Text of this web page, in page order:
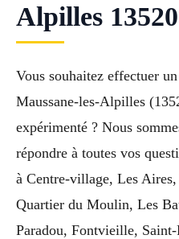
Alpilles 13520
Vous souhaitez effectuer
Maussane-les-Alpilles
expérimenté ? Nous
répondre à toutes vos
à Centre-village, Les
Quartier du Moulin, Les
Paradou, Fontvieille,